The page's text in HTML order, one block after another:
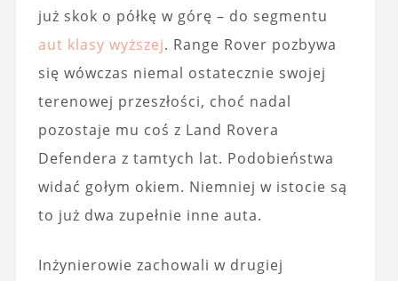
już skok o półkę w górę – do segmentu
aut klasy wyższej. Range Rover pozbywa
się wówczas niemal ostatecznie swojej
terenowej przeszłości, choć nadal
pozostaje mu coś z Land Rovera
Defendera z tamtych lat. Podobieństwa
widać gołym okiem. Niemniej w istocie są
to już dwa zupełnie inne auta.
Inżynierowie zachowali w drugiej